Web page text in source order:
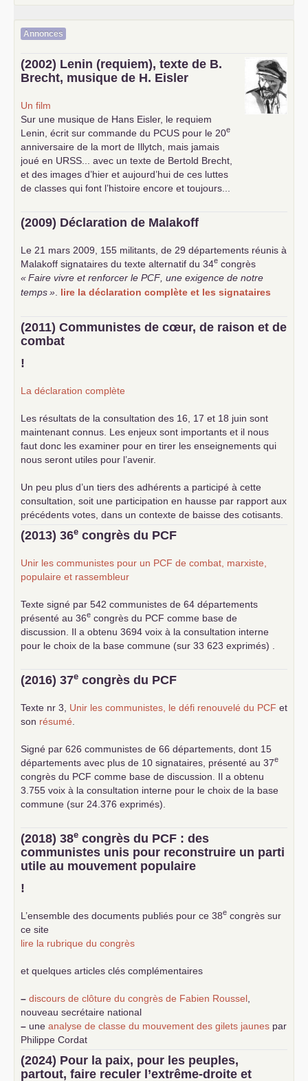
Annonces
(2002) Lenin (requiem), texte de B.
Brecht, musique de H. Eisler
Un film
Sur une musique de Hans Eisler, le requiem
Lenin, écrit sur commande du PCUS pour le 20e
anniversaire de la mort de Illytch, mais jamais
joué en URSS ... avec un texte de Bertold Brecht,
et des images d’hier et aujourd’hui de ces luttes
de classes qui font l’histoire encore et toujours...
(2009) Déclaration de Malakoff
Le 21 mars 2009, 155 militants, de 29 départements réunis à
Malakoff signataires du texte alternatif du 34e congrès
«Faire vivre et renforcer le PCF , une exigence de notre
temps» lire la déclaration complète et les signataires
(2011) Communistes de cœur, de raison et de
combat
!
La déclaration complète
Les résultats de la consultation des 16, 17 et 18 juin sont
maintenant connus. Les enjeux sont importants et il nous
faut donc les examiner pour en tirer les enseignements qui
nous seront utiles pour l’avenir.
Un peu plus d’un tiers des adhérents a participé à cette
consultation, soit une participation en hausse par rapport aux
précédents votes, dans un contexte de baisse des cotisants.
... lire la suite
(2013) 36e congrès du PCF
Unir les communistes pour un PCF de combat, marxiste,
populaire et rassembleur
Texte signé par 542 communistes de 64 départements
présenté au 36e congrès du PCF comme base de
discussion. Il a obtenu 3694 voix à la consultation interne
pour le choix de la base commune (sur 33 623 exprimés) .
(2016) 37e congrès du PCF
Texte nr 3, Unir les communistes, le défi renouvelé du PCF et
son résumé
Signé par 626 communistes de 66 départements, dont 15
départements avec plus de 10 signataires, présenté au 37e
congrès du PCF comme base de discussion. Il a obtenu
3.755 voix à la consultation interne pour le choix de la base
commune (sur 24.376 exprimés).
(2018) 38e congrès du PCF : des
communistes unis pour reconstruire un parti
utile au mouvement populaire
!
L’ensemble des documents publiés pour ce 38e congrès sur
ce site
lire la rubrique du congrès
et quelques articles clés complémentaires
– discours de clôture du congrès de Fabien Roussel
nouveau secrétaire national
– une analyse de classe du mouvement des gilets jaunes par
Philippe Cordat
–
un texte de Jean-Claude Delaunay
le marxisme est la
science sociale de notre temps
(2024) Pour la paix, pour les peuples,
partout, faire reculer l’extrême-droite et